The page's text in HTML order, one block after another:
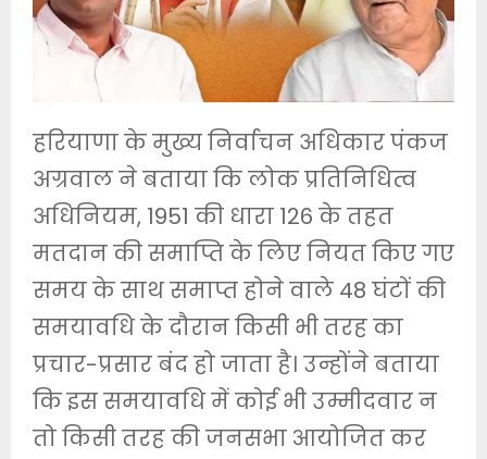
हरियाणा के मुख्य निर्वाचन अधिकार पंकज
अग्रवाल ने बताया कि लोक प्रतिनिधित्व
अधिनियम, 1951 की धारा 126 के तहत
मतदान की समाप्ति के लिए नियत किए गए
समय के साथ समाप्त होने वाले 48 घंटों की
समयावधि के दौरान किसी भी तरह का
प्रचार-प्रसार बंद हो जाता है। उन्होंने बताया
कि इस समयावधि में कोई भी उम्मीदवार न
तो किसी तरह की जनसभा आयोजित कर